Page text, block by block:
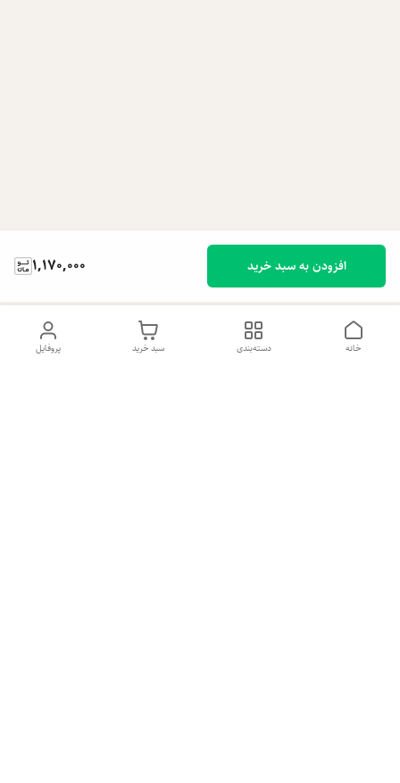
1,170,000 افزودن به سبد خرید
پروفایل سبد خرید دسته‌بندی خانه